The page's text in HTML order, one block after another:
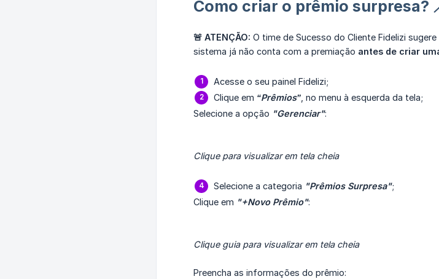
Como criar o prêmio surpresa?
🚨 ATENÇÃO: O time de Sucesso do Cliente Fidelizi
sistema já não conta com a premiação antes de criar
Acesse o seu painel Fidelizi;
Clique em “Prêmios” , no menu à esquerda da tela;
Selecione a opção "Gerenciar":
Clique para visualizar em tela cheia
Selecione a categoria "Prêmios Surpresa";
Clique em "+Novo Prêmio":
Clique guia para visualizar em tela cheia
Preencha as informações do prêmio: